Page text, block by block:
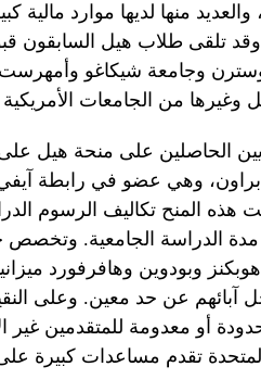
منها لديها موارد
وقد تلقى طلاب هيل السابقون
وجامعة شيكاغو
من الجامعات الأمريكية
الحاصلين على منحة هيل
وهي عضو في رابطة آيفي
هذه المنح تكاليف الرسوم
الدراسة الجامعية.
وبودوين وهافرفورد
آبائهم عن حد معين. وعلى
أو معدومة للمتقدمين غير
تقدم مساعدات كبيرة